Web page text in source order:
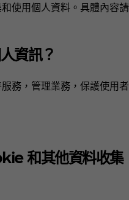
使用個人資料。具體內容請
資訊？
務，管理業務，保護使用者
和其他資料收集